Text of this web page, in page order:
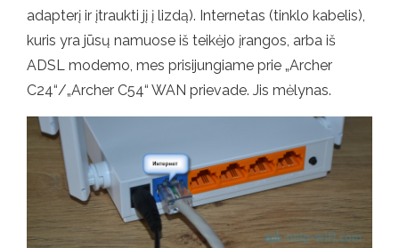
adapterį ir įtraukti jį į lizdą). Internetas (tinklo kabelis),
kuris yra jūsų namuose iš teikėjo įrangos, arba iš
ADSL modemo, mes prisijungiame prie „Archer
C24“/„Archer C54“ WAN prievade. Jis mėlynas.